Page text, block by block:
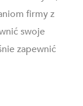
firmy z
swoje
zapewnić